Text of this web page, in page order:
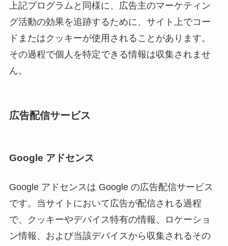
上記プログラムと同様に、広告主のマーケティン
グ活動の効果を追跡するために、サイト上でコー
ドまたはクッキーが使用されることがあります。
その過程で個人を特定できる情報は収集されませ
ん。
広告配信サービス
Google アドセンス
Google アドセンスは Google の広告配信サービス
です。当サイトにおいて広告が配信される過程
で、クッキーやデバイス特有の情報、ロケーショ
ン情報、および当該デバイスから収集されるその